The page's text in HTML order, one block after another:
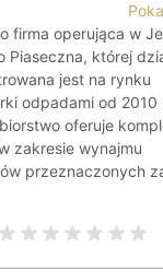
firma operująca w
Piaseczna, której
jest na rynku
odpadami od 2010
oferuje
zakresie wynajmu
przeznaczonych